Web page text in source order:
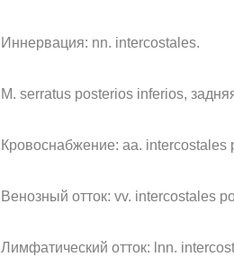
Иннервация: nn. intercostales.
M. serratus posterios inferios,
Кровоснабжение: aa. intercostales
Венозный отток: vv. intercostales
Лимфатический отток: lnn.